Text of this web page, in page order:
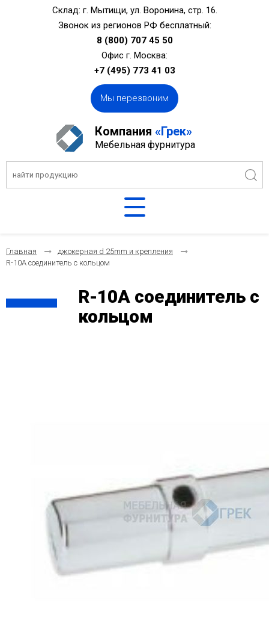
Склад: г. Мытищи, ул. Воронина, стр. 16.
Звонок из регионов РФ бесплатный:
8 (800) 707 45 50
Офис г. Москва:
+7 (495) 773 41 03
Мы перезвоним
Компания «Грек»
Мебельная фурнитура
Главная
джокерная d 25mm и крепления
R-10A соединитель с кольцом
R-10A соединитель с
кольцом